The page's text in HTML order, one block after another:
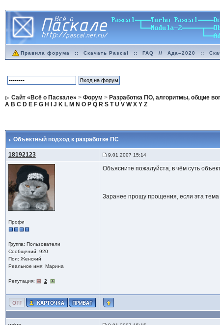
Правила форума :: Скачать Pascal :: FAQ // Ада–2020 ::
Сайт «Всё о Паскале» > Форум > Разработка ПО, алгоритмы, общие
A B C D E F G H J K L M N O P Q R S T U V W X Y Z
Объектный подход к разработке ПС
18192123 9.01.2007 15:14
Профи
Группа: Пользователи
Сообщений: 920
Пол: Женский
Реальное имя: Марина
Репутация: 2
Объясните пожалуйста, в чём суть
Заранее прощу прощения, если эта тема